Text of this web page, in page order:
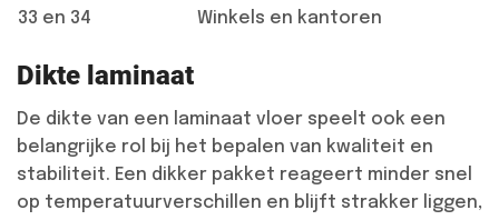
33 en 34
Winkels en kantoren
Dikte laminaat
De dikte van een laminaat vloer speelt ook een
belangrijke rol bij het bepalen van kwaliteit en
stabiliteit. Een dikker pakket reageert minder snel
op temperatuurverschillen en blijft strakker liggen,